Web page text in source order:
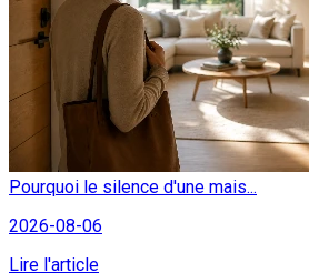
Pourquoi le silence d'une mais...
2026-08-06
Lire l'article